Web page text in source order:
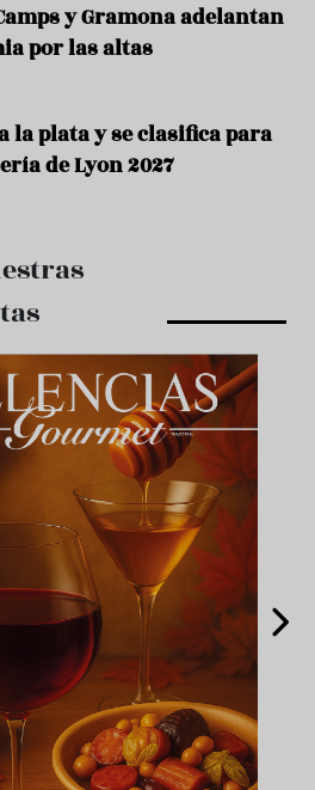
y Gramona adelantan
por las altas
la plata y se clasifica para
de Lyon 2027